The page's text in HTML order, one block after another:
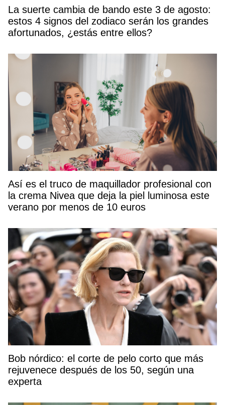
La suerte cambia de bando este 3 de agosto:
estos 4 signos del zodiaco serán los grandes
afortunados, ¿estás entre ellos?
Así es el truco de maquillador profesional con
la crema Nivea que deja la piel luminosa este
verano por menos de 10 euros
Bob nórdico: el corte de pelo corto que más
rejuvenece después de los 50, según una
experta